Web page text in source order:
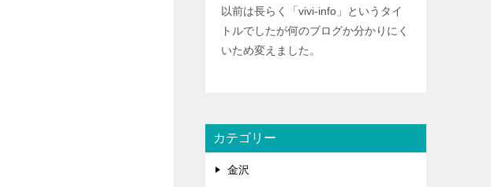
以前は長らく「vivi-info」というタイ
トルでしたが何のブログか分かりにく
いため変えました。
カテゴリー
金沢